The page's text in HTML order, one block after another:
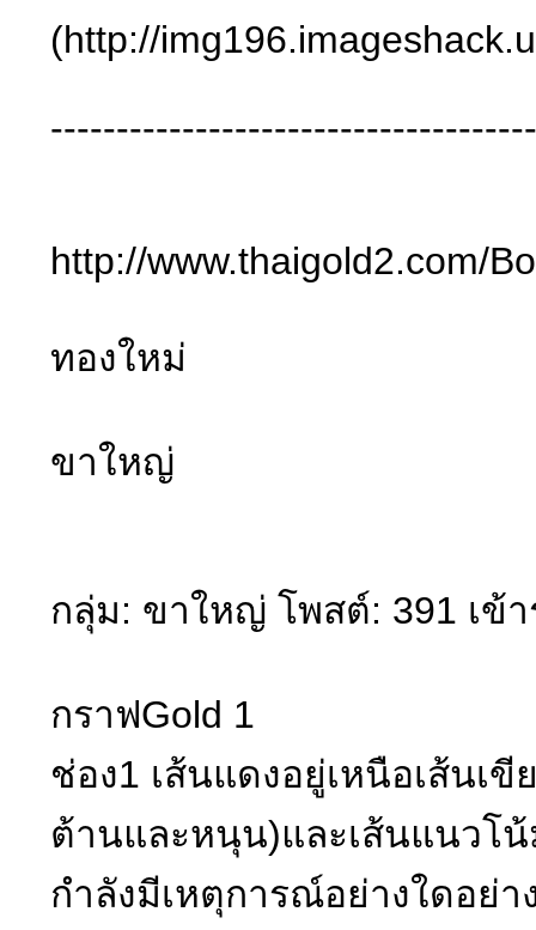
(http://
http://www.thaigold2.com/
ทองใหม่
ขาใหญ่
กลุ่ม: ขาใหญ่ โพสต์: 391 เข้
กราฟGold 1
ช่อง1 เส้นแดงอยู่เหนือเส้นเ
ต้านและหนุน)และเส้นแนวโ
กำลังมีเหตุการณ์อย่างใดอย่